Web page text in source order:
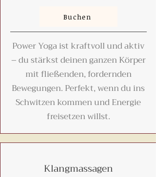
Buchen
Power Yoga ist kraftvoll und aktiv
– du stärkst deinen ganzen Körper
mit fließenden, fordernden
Bewegungen. Perfekt, wenn du ins
Schwitzen kommen und Energie
freisetzen willst.
Klangmassagen